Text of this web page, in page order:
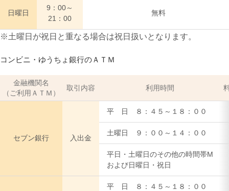
日曜日
9：00～
21：00
無料
※土曜日が祝日と重なる場合は祝日扱いとなります。
コンビニ・ゆうちょ銀行のＡＴＭ
金融機関名
（ご利用ＡＴＭ）
取引内容 利用時間
セブン銀行 入出金
平 日 ８：４５～１８：００
土曜日 ９：００～１４：００
平日・土曜日のその他の時間帯M
および日曜日・祝日
平 日 ８：４５～１８：００